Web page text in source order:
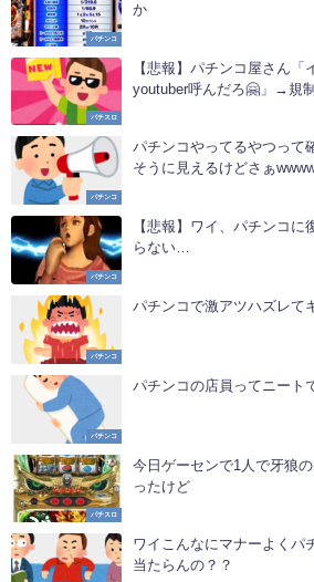
パチンコ
か
パチスロ
【悲報】パチンコ屋さん
youtuber呼んだろ🤗」→規
パチンコ
パチンコやってるやつって
そうに見えるけどさぁ
パチンコ
【悲報】ワイ、パチンコ
らない…
パチンコ
パチンコで激アツハズレて
パチンコ
パチンコの店員ってニート
パチスロ
今日ゲーセンで1人で牙狼
ったけど
ワイこんなにマナーよくパ
当たらんの？？